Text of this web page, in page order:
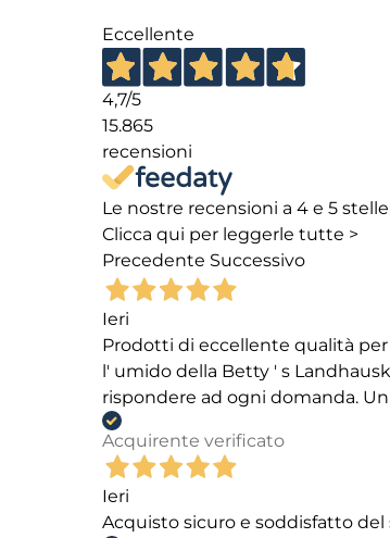
Eccellente
4,7/5
15.865
recensioni
Le nostre recensioni a 4 e 5
Clicca qui per leggerle tutte >
Precedente Successivo
Ieri
Prodotti di eccellente qualità
l' umido della Betty ' s
rispondere ad ogni domanda.
Acquirente verificato
Ieri
Acquisto sicuro e soddisfatto